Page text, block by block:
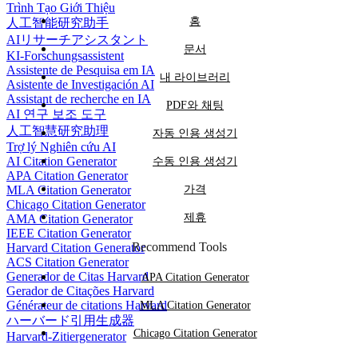
Trình Tạo Giới Thiệu
人工智能研究助手
AIリサーチアシスタント
KI-Forschungsassistent
Assistente de Pesquisa em IA
Asistente de Investigación AI
Assistant de recherche en IA
AI 연구 보조 도구
人工智慧研究助理
Trợ lý Nghiên cứu AI
AI Citation Generator
APA Citation Generator
MLA Citation Generator
Chicago Citation Generator
AMA Citation Generator
IEEE Citation Generator
Harvard Citation Generator
ACS Citation Generator
Generador de Citas Harvard
Gerador de Citações Harvard
Générateur de citations Harvard
ハーバード引用生成器
Harvard-Zitiergenerator
홈
문서
내 라이브러리
PDF와 채팅
자동 인용 생성기
수동 인용 생성기
가격
제휴
Recommend Tools
APA Citation Generator
MLA Citation Generator
Chicago Citation Generator